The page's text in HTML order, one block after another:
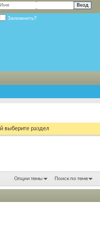
Запомнить?
выберите раздел
Опции темы Поиск по теме